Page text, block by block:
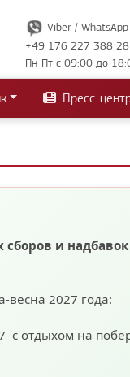
Viber / WhatsApp
+49 176 227 388 28
Пн-Пт с 09:00 до
Пресс-
сборов и
весна 2027 года:
с отдыхом на